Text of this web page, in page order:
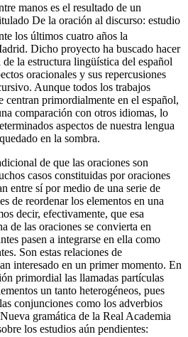
manos es el resultado de un
De la oración al discurso: estudio
los últimos cuatro años la
Dicho proyecto ha buscado hacer
la estructura lingüística del español
oracionales y sus repercusiones
Aunque todos los trabajos
centran primordialmente en el español,
comparación con otros idiomas, lo
aspectos de nuestra lengua
en la sombra.
de que las oraciones son
casos constituidas por oraciones
entre sí por medio de una serie de
de reordenar los elementos en una
decir, efectivamente, que esa
de las oraciones se convierta en
pasen a integrarse en ella como
Son estas relaciones de
interesado en un primer momento. En
primordial las llamadas partículas
un tanto heterogéneos, pues
conjunciones como los adverbios
Nueva gramática de la Real Academia
los estudios aún pendientes: